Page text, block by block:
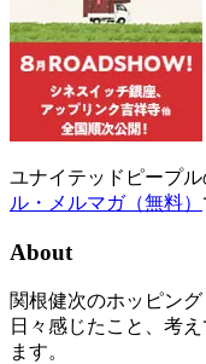
ユナイテッドピープ
ル・メルマガ（無料）
About
関根健次のホッピン
日々感じたこと、考
ます。